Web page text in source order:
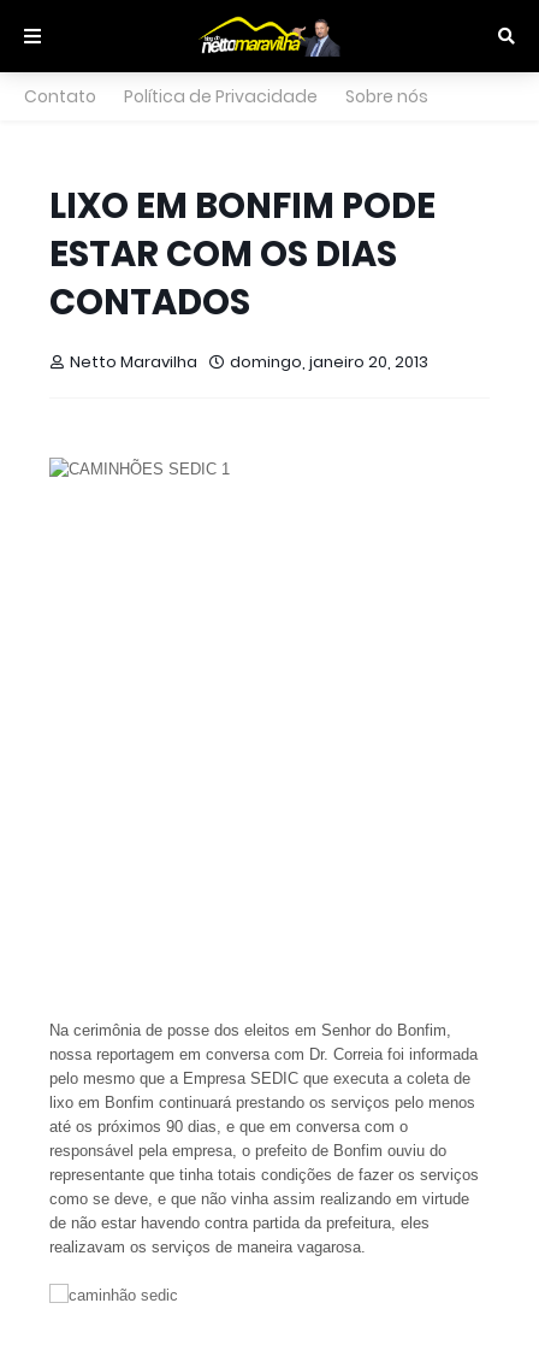
Contato Política de Privacidade Sobre nós
LIXO EM BONFIM PODE
ESTAR COM OS DIAS
CONTADOS
Netto Maravilha domingo, janeiro 20, 2013
Na cerimônia de posse dos eleitos em Senhor do Bonfim,
nossa reportagem em conversa com Dr. Correia foi informada
pelo mesmo que a Empresa SEDIC que executa a coleta de
lixo em Bonfim continuará prestando os serviços pelo menos
até os próximos 90 dias, e que em conversa com o
responsável pela empresa, o prefeito de Bonfim ouviu do
representante que tinha totais condições de fazer os serviços
como se deve, e que não vinha assim realizando em virtude
de não estar havendo contra partida da prefeitura, eles
realizavam os serviços de maneira vagarosa.